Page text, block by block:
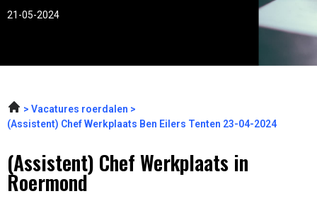
21-05-2024
Vacatures roerdalen
(Assistent) Chef Werkplaats Ben Eilers Tenten 23-04-2024
(Assistent) Chef Werkplaats in
Roermond